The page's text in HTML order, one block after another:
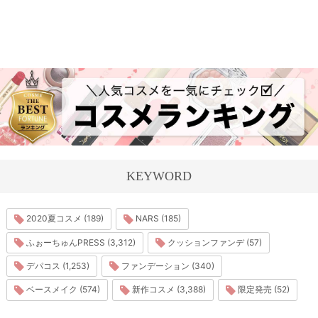
KEYWORD
2020夏コスメ (189) NARS (185)
ふぉーちゅんPRESS (3,312) クッションファンデ (57)
デパコス (1,253) ファンデーション (340)
ベースメイク (574) 新作コスメ (3,388) 限定発売 (52)